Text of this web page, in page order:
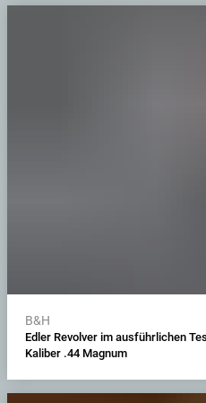
B&H
Edler Revolver im ausführlichen
Kaliber .44 Magnum